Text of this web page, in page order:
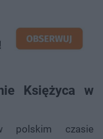
Księżyca w
polskim czasie